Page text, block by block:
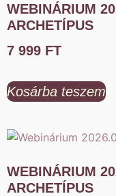
WEBINÁRIUM
ARCHETÍPUS
7 999 FT
Kosárba teszem
WEBINÁRIUM
ARCHETÍPUS